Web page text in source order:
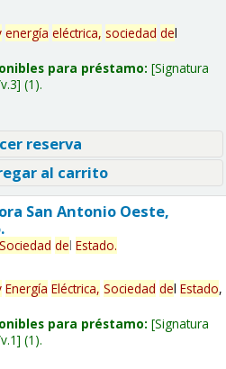
energía eléctrica, sociedad del
para préstamo: Signatura
(1).
reserva
al carrito
San Antonio Oeste,
Sociedad del Estado.
Energía Eléctrica, Sociedad del Estado,
para préstamo: Signatura
(1).